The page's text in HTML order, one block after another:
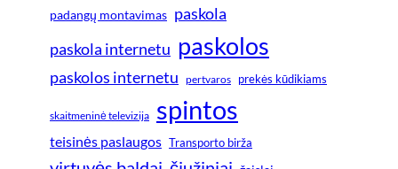
padangų montavimas paskola
paskola internetu paskolos
paskolos internetu pertvaros prekės kūdikiams
skaitmeninė televizija spintos
teisinės paslaugos Transporto birža